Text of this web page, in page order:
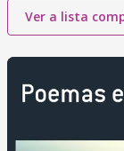
Ver a lista